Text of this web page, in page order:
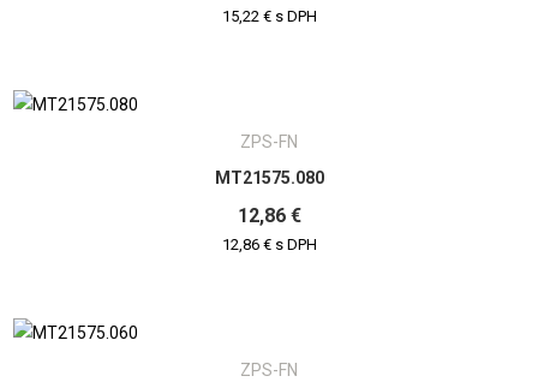
15,22 € s DPH
ZPS-FN
MT21575.080
12,86 €
12,86 € s DPH
ZPS-FN